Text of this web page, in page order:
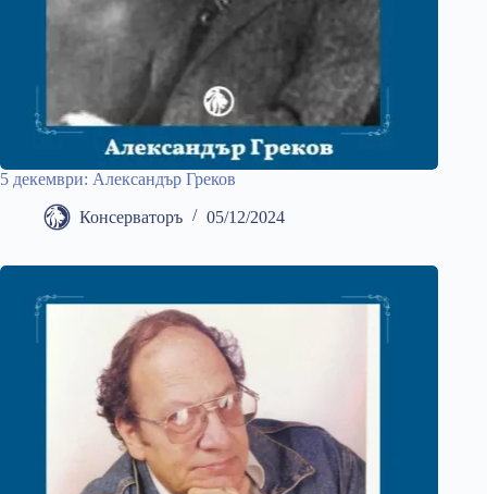
5 декември: Александър Греков
Консерваторъ 05/12/2024